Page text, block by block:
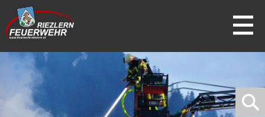
direkt zur Navigation
direkt zum Inhalt